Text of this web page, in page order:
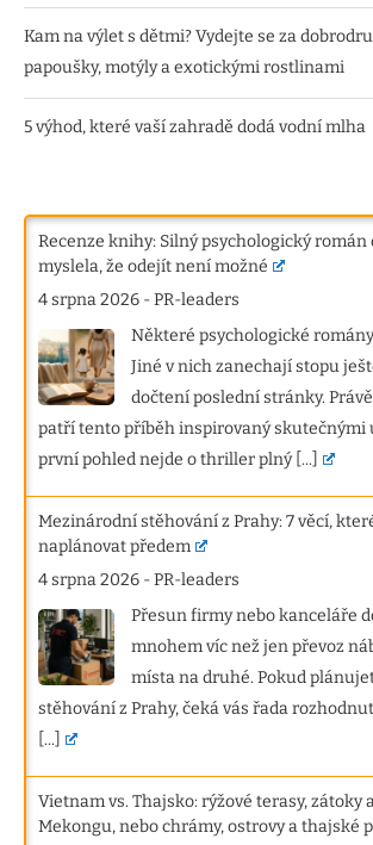
Kam na výlet s dětmi? Vydejte se za
papoušky, motýly a exotickými rostlinami
5 výhod, které vaší zahradě dodá vodní mlha
Recenze knihy: Silný psychologický román
myslela, že odejít není možné
4 srpna 2026 -PR-leaders
Některé psychologické
Jiné v nich zanechají stopu
dočtení poslední stránky.
patří tento příběh inspirovaný skutečnými
první pohled nejde o thriller plný [...]
Mezinárodní stěhování z Prahy: 7 věcí,
naplánovat předem
4 srpna 2026 -PR-leaders
Přesun firmy nebo kanceláře
mnohem víc než jen převoz
místa na druhé. Pokud
stěhování z Prahy, čeká vás řada
[...]
Vietnam vs. Thajsko: rýžové terasy, zátoky
Mekongu, nebo chrámy, ostrovy a thajské